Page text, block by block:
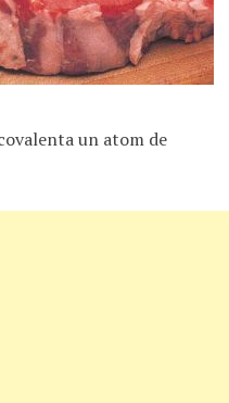
un atom de